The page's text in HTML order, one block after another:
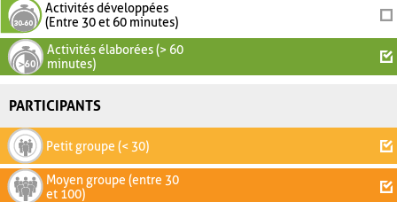
Activités développées
(Entre 30 et 60 minutes)
Activités élaborées (> 60
minutes)
PARTICIPANTS
Petit groupe (< 30)
Moyen groupe (entre 30
et 100)